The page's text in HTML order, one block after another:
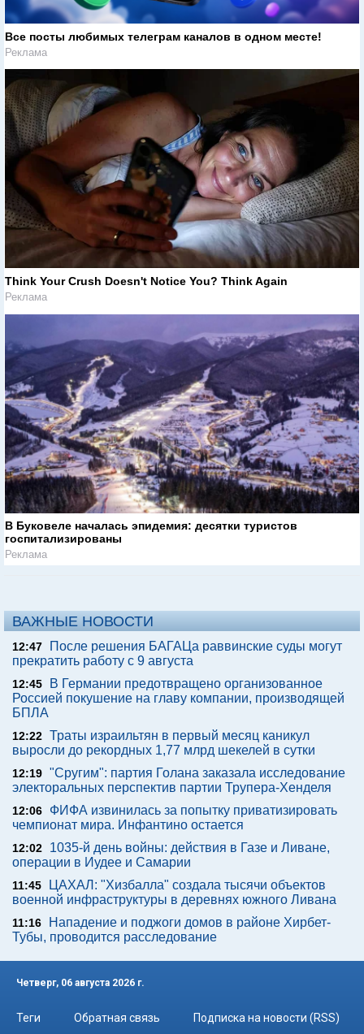
Все посты любимых телеграм каналов в одном месте!
Реклама
Think Your Crush Doesn't Notice You? Think Again
Реклама
В Буковеле началась эпидемия: десятки туристов
госпитализированы
Реклама
ВАЖНЫЕ НОВОСТИ
12:47
После решения БАГАЦа раввинские суды могут
прекратить работу с 9 августа
12:45
В Германии предотвращено организованное
Россией покушение на главу компании, производящей
БПЛА
12:22 Траты израильтян в первый месяц каникул
выросли до рекордных 1,77 млрд шекелей в сутки
12:19 "Сругим": партия Голана заказала исследование
электоральных перспектив партии Трупера-Хенделя
12:06
ФИФА извинилась за попытку приватизировать
чемпионат мира. Инфантино остается
12:02
1035-й день войны: действия в Газе и Ливане,
операции в Иудее и Самарии
11:45
ЦАХАЛ: "Хизбалла" создала тысячи объектов
военной инфраструктуры в деревнях южного Ливана
11:16
Нападение и поджоги домов в районе Хирбет-
Тубы, проводится расследование
Четверг, 06 августа 2026 г.
Теги Обратная связь
Подписка на новости (RSS)